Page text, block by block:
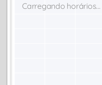
Carregando horários...